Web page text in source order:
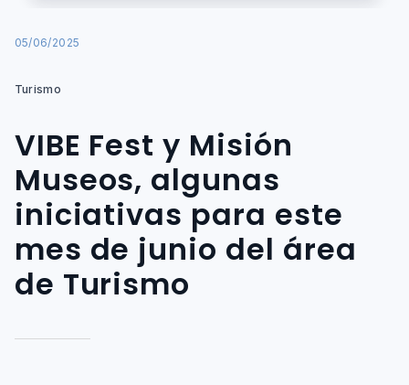
05/06/2025
Turismo
VIBE Fest y Misión
Museos, algunas
iniciativas para este
mes de junio del área
de Turismo